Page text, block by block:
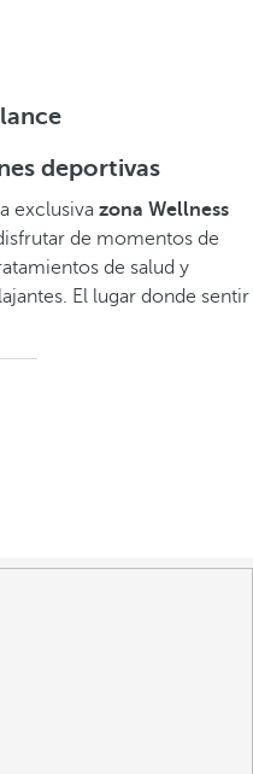
deportivas
exclusiva zona Wellness
de momentos de
de salud y
El lugar donde sentir